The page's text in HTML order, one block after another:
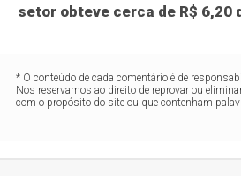
setor obteve cerca de R$ 6,20
* O conteúdo de cada comentário é de
Nos reservamos ao direito de reprovar ou
com o propósito do site ou que contenham